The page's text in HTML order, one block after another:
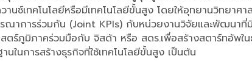
นซ์เทคโนโลยีหรือมีเทคโนโลยีขั้นสูง โดยให้อุทยานวิทยา
าการร่วมกัน (Joint KPIs) กับหน่วยงานวิจัยและพัฒนาที่
ร์ภูมิภาคร่วมมือกับ จิสด้า หรือ สดร.เพื่อสร้างสตาร์ทอัพใ
นในการสร้างธุรกิจที่ใช้เทคโนโลยีขั้นสูง เป็นต้น